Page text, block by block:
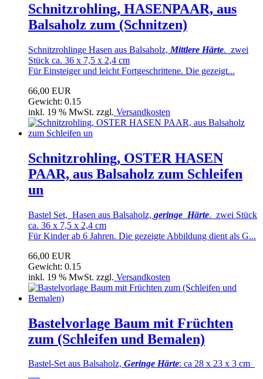
Schnitzrohling, HASENPAAR, aus
Balsaholz zum (Schnitzen)
Schnitzrohlinge Hasen aus Balsaholz, Mittlere Härte. zwei
Stück ca. 36 x 7,5 x 2,4 cm
Für Einsteiger und leicht Fortgeschrittene. Die gezeigt...
66,00 EUR
Gewicht: 0.15
inkl. 19 % MwSt. zzgl. Versandkosten
Schnitzrohling, OSTER HASEN
PAAR, aus Balsaholz zum Schleifen
un
Bastel Set, Hasen aus Balsaholz, geringe Härte. zwei Stück
ca. 36 x 7,5 x 2,4 cm
Für Kinder ab 6 Jahren. Die gezeigte Abbildung dient als G...
66,00 EUR
Gewicht: 0.15
inkl. 19 % MwSt. zzgl. Versandkosten
Bastelvorlage Baum mit Früchten
zum (Schleifen und Bemalen)
Bastel-Set aus Balsaholz, Geringe Härte: ca 28 x 23 x 3 cm